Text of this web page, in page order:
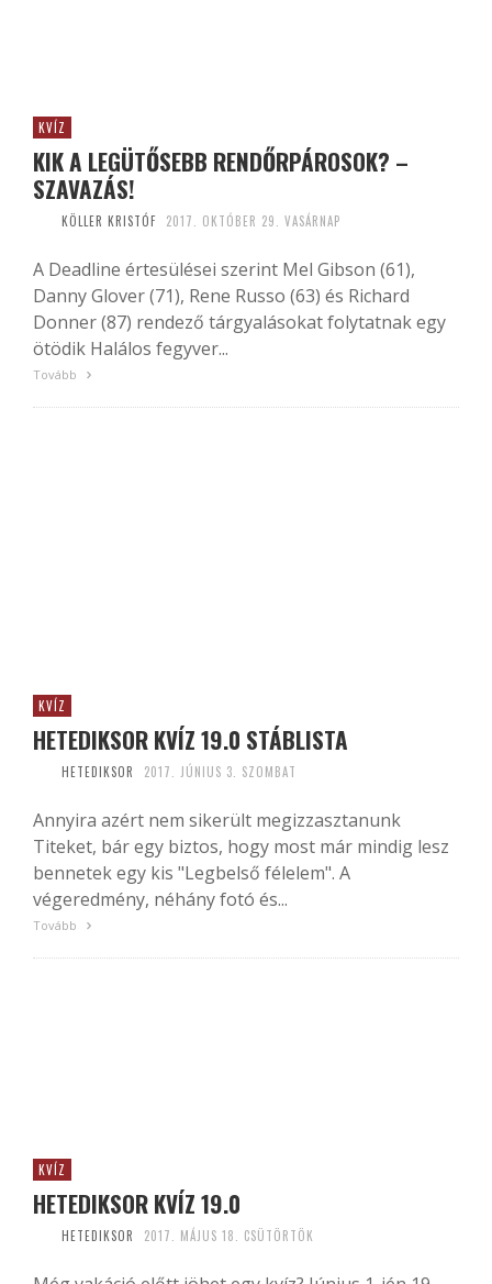
KVÍZ
KIK A LEGÜTŐSEBB RENDŐRPÁROSOK? –
SZAVAZÁS!
KÖLLER KRISTÓF 2017. OKTÓBER 29. VASÁRNAP
A Deadline értesülései szerint Mel Gibson (61),
Danny Glover (71), Rene Russo (63) és Richard
Donner (87) rendező tárgyalásokat folytatnak egy
ötödik Halálos fegyver...
Tovább
KVÍZ
HETEDIKSOR KVÍZ 19.0 STÁBLISTA
HETEDIKSOR 2017. JÚNIUS 3. SZOMBAT
Annyira azért nem sikerült megizzasztanunk
Titeket, bár egy biztos, hogy most már mindig lesz
bennetek egy kis "Legbelső félelem". A
végeredmény, néhány fotó és...
Tovább
KVÍZ
HETEDIKSOR KVÍZ 19.0
HETEDIKSOR 2017. MÁJUS 18. CSÜTÖRTÖK